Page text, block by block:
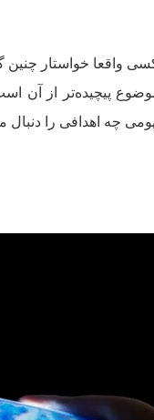
کسی واقعا خواستار
پیچیده‌تر از آن
چه اهدافی را دنبال